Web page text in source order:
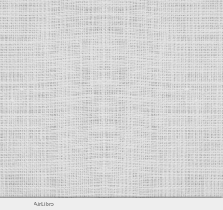
AirLibro